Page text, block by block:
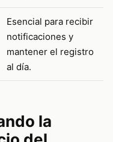
Esencial para recibir
notificaciones y
mantener el registro
al día.
la